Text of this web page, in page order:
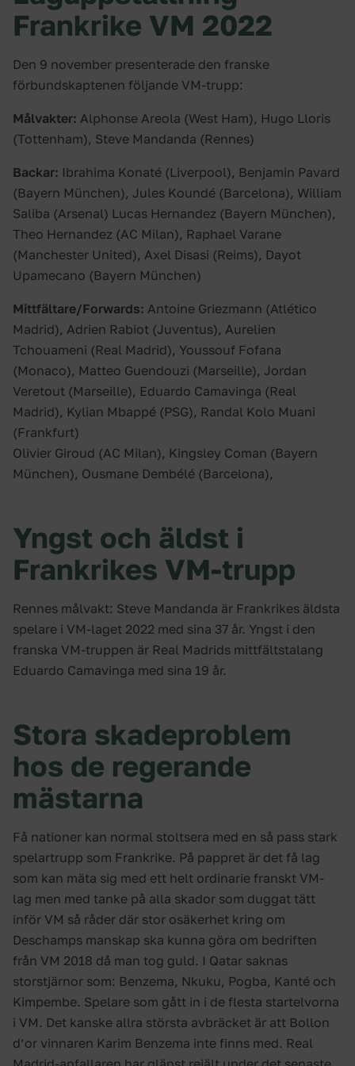
Frankrike VM 2022
Den 9 november presenterade den franske
förbundskaptenen följande VM-trupp:
Målvakter: Alphonse Areola (West Ham), Hugo Lloris
(Tottenham), Steve Mandanda (Rennes)
Backar: Ibrahima Konaté (Liverpool), Benjamin Pavard
(Bayern München), Jules Koundé (Barcelona), William
Saliba (Arsenal) Lucas Hernandez (Bayern München),
Theo Hernandez (AC Milan), Raphael Varane
(Manchester United), Axel Disasi (Reims), Dayot
Upamecano (Bayern München)
Mittfältare/Forwards: Antoine Griezmann (Atlético
Madrid), Adrien Rabiot (Juventus), Aurelien
Tchouameni (Real Madrid), Youssouf Fofana
(Monaco), Matteo Guendouzi (Marseille), Jordan
Veretout (Marseille), Eduardo Camavinga (Real
Madrid), Kylian Mbappé (PSG), Randal Kolo Muani
(Frankfurt)
Olivier Giroud (AC Milan), Kingsley Coman (Bayern
München), Ousmane Dembélé (Barcelona),
Yngst och äldst i
Frankrikes VM-trupp
Rennes målvakt: Steve Mandanda är Frankrikes äldsta
spelare i VM-laget 2022 med sina 37 år. Yngst i den
franska VM-truppen är Real Madrids mittfältstalang
Eduardo Camavinga med sina 19 år.
Stora skadeproblem
hos de regerande
mästarna
Få nationer kan normal stoltsera med en så pass stark
spelartrupp som Frankrike. På pappret är det få lag
som kan mäta sig med ett helt ordinarie franskt VM-
lag men med tanke på alla skador som duggat tätt
inför VM så råder där stor osäkerhet kring om
Deschamps manskap ska kunna göra om bedriften
från VM 2018 då man tog guld. I Qatar saknas
storstjärnor som: Benzema, Nkuku, Pogba, Kanté och
Kimpembe. Spelare som gått in i de flesta startelvorna
i VM. Det kanske allra största avbräcket är att Bollon
d’or vinnaren Karim Benzema inte finns med. Real